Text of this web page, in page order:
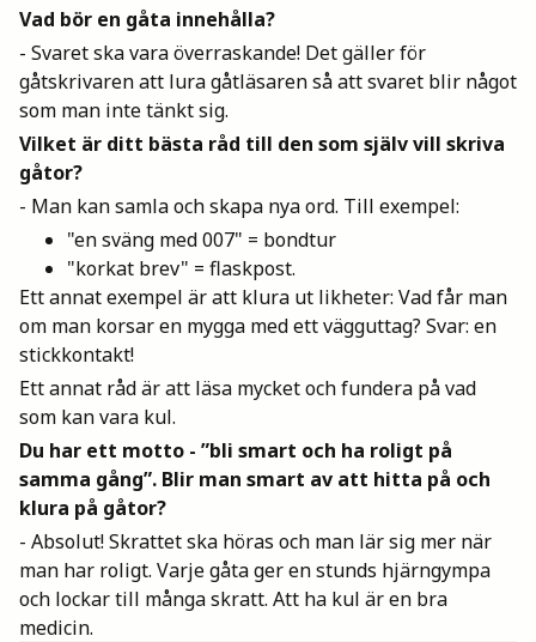
Vad bör en gåta innehålla?
- Svaret ska vara överraskande! Det gäller för
gåtskrivaren att lura gåtläsaren så att svaret blir något
som man inte tänkt sig.
Vilket är ditt bästa råd till den som själv vill skriva
gåtor?
- Man kan samla och skapa nya ord. Till exempel:
"en sväng med 007" = bondtur
"korkat brev" = flaskpost.
Ett annat exempel är att klura ut likheter: Vad får man
om man korsar en mygga med ett vägguttag? Svar: en
stickkontakt!
Ett annat råd är att läsa mycket och fundera på vad
som kan vara kul.
Du har ett motto - ”bli smart och ha roligt på
samma gång”. Blir man smart av att hitta på och
klura på gåtor?
- Absolut! Skrattet ska höras och man lär sig mer när
man har roligt. Varje gåta ger en stunds hjärngympa
och lockar till många skratt. Att ha kul är en bra
medicin.